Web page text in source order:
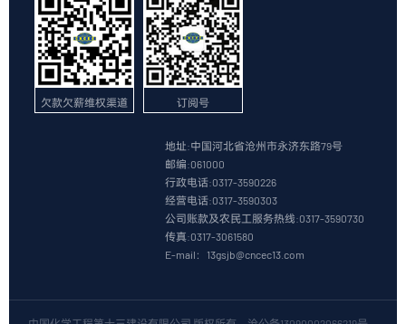
欠款欠薪维权渠道 订阅号
地址:中国河北省沧州市永济东路79号
邮编:061000
行政电话:0317-3590226
经营电话:0317-3590303
公司账款及农民工服务热线:0317-3590730
传真:0317-3061580
E-mail：13gsjb@cncec13.com